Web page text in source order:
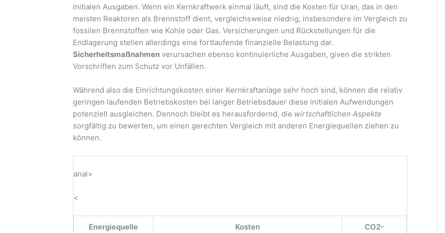
initialen Ausgaben. Wenn ein Kernkraftwerk einmal läuft, sind die Kosten für Uran, das in den
meisten Reaktoren als Brennstoff dient, vergleichsweise niedrig, insbesondere im Vergleich zu
fossilen Brennstoffen wie Kohle oder Gas. Versicherungen und Rückstellungen für die
Endlagerung stellen allerdings eine fortlaufende finanzielle Belastung dar.
Sicherheitsmaßnahmen verursachen ebenso kontinuierliche Ausgaben, given die strikten
Vorschriften zum Schutz vor Unfällen.
Während also die Einrichtungskosten einer Kernkraftanlage sehr hoch sind, können die relativ
geringen laufenden Betriebskosten bei langer Betriebsdauer diese initialen Aufwendungen
potenziell ausgleichen. Dennoch bleibt es herausfordernd, die wirtschaftlichen Aspekte
sorgfältig zu bewerten, um einen gerechten Vergleich mit anderen Energiequellen ziehen zu
können.
anal>
<
Energiequelle Kosten
CO2-